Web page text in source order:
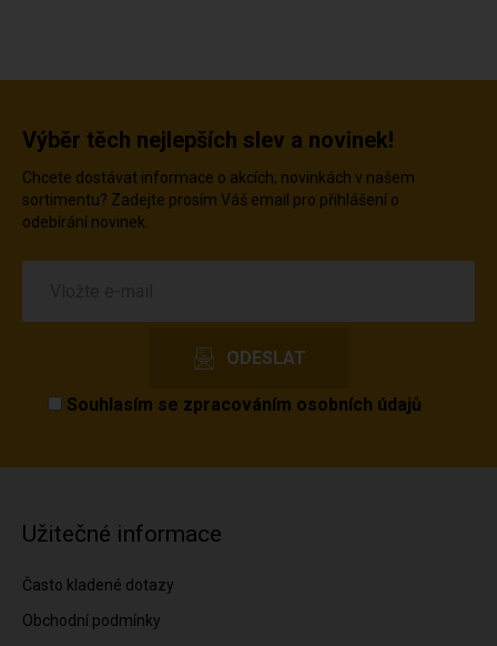
Výběr těch nejlepších slev a novinek!
Chcete dostávat informace o akcích, novinkách v našem
sortimentu? Zadejte prosím Váš email pro přihlášení o
odebírání novinek.
Souhlasím se zpracováním osobních údajů
Užitečné informace
Často kladené dotazy
Obchodní podmínky